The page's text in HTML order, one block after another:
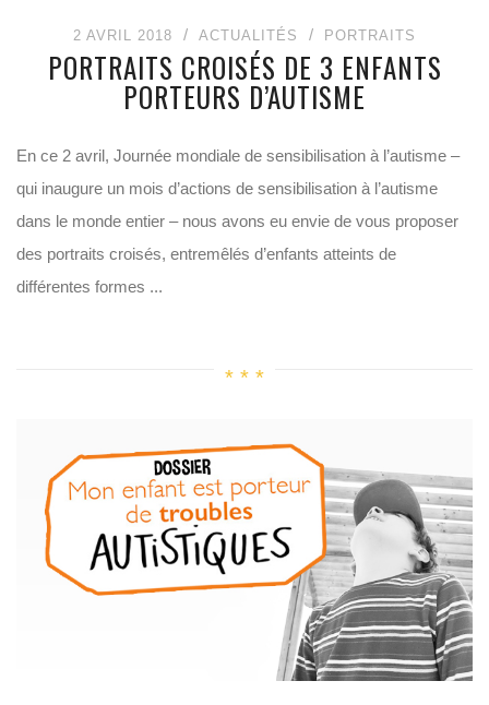
2 AVRIL 2018 ACTUALITÉS PORTRAITS
PORTRAITS CROISÉS DE 3 ENFANTS
PORTEURS D’AUTISME
En ce 2 avril, Journée mondiale de sensibilisation à l’autisme –
qui inaugure un mois d’actions de sensibilisation à l’autisme
dans le monde entier – nous avons eu envie de vous proposer
des portraits croisés, entremêlés d’enfants atteints de
différentes formes ...